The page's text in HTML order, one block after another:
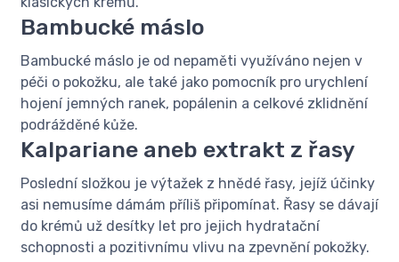
Bambucké máslo
Bambucké máslo je od nepaměti využíváno nejen v
péči o pokožku, ale také jako pomocník pro urychlení
hojení jemných ranek, popálenin a celkové zklidnění
podrážděné kůže.
Kalpariane aneb extrakt z řasy
Poslední složkou je výtažek z hnědé řasy, jejíž účinky
asi nemusíme dámám příliš připomínat. Řasy se dávají
do krémů už desítky let pro jejich hydratační
schopnosti a pozitivnímu vlivu na zpevnění pokožky.